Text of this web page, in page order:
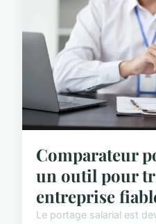
Comparateur
un outil pour
entreprise
Le portage salarial est